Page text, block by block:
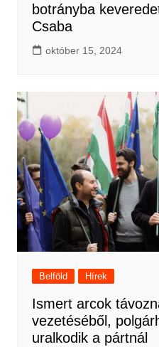
botrányba
Csaba
október 15, 2024
Belföld Hírek
Ismert arcok
vezetéséből,
uralkodik a pártnál